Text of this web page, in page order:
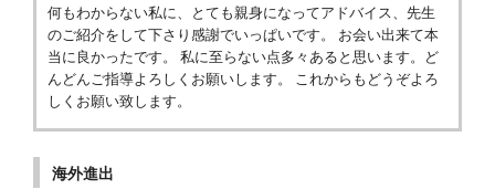
何もわからない私に、とても親身になってアドバイス、先生
のご紹介をして下さり感謝でいっぱいです。 お会い出来て本
当に良かったです。 私に至らない点多々あると思います。ど
んどんご指導よろしくお願いします。 これからもどうぞよろ
しくお願い致します。
海外進出